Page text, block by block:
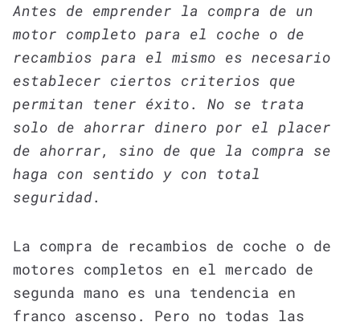
Antes de emprender la compra de un
motor completo para el coche o de
recambios para el mismo es necesario
establecer ciertos criterios que
permitan tener éxito. No se trata
solo de ahorrar dinero por el placer
de ahorrar, sino de que la compra se
haga con sentido y con total
seguridad.
La compra de recambios de coche o de
motores completos en el mercado de
segunda mano es una tendencia en
franco ascenso. Pero no todas las